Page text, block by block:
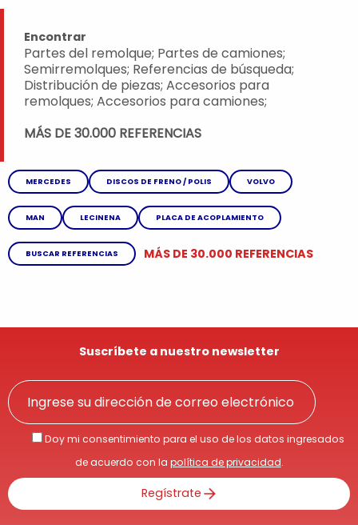
Encontrar
Partes del remolque; Partes de camiones;
Semirremolques; Referencias de búsqueda;
Distribución de piezas; Accesorios para
remolques; Accesorios para camiones;
MÁS DE 30.000 REFERENCIAS
MERCEDES DISCOS DE FRENO / POLIS VOLVO
MAN LECINENA PLACA DE ACOPLAMIENTO
BUSCAR REFERENCIAS MÁS DE 30.000 REFERENCIAS
Suscríbete a nuestro newsletter
Doy mi consentimiento para el uso de los datos ingresados
de acuerdo con la política de privacidad.
Regístrate